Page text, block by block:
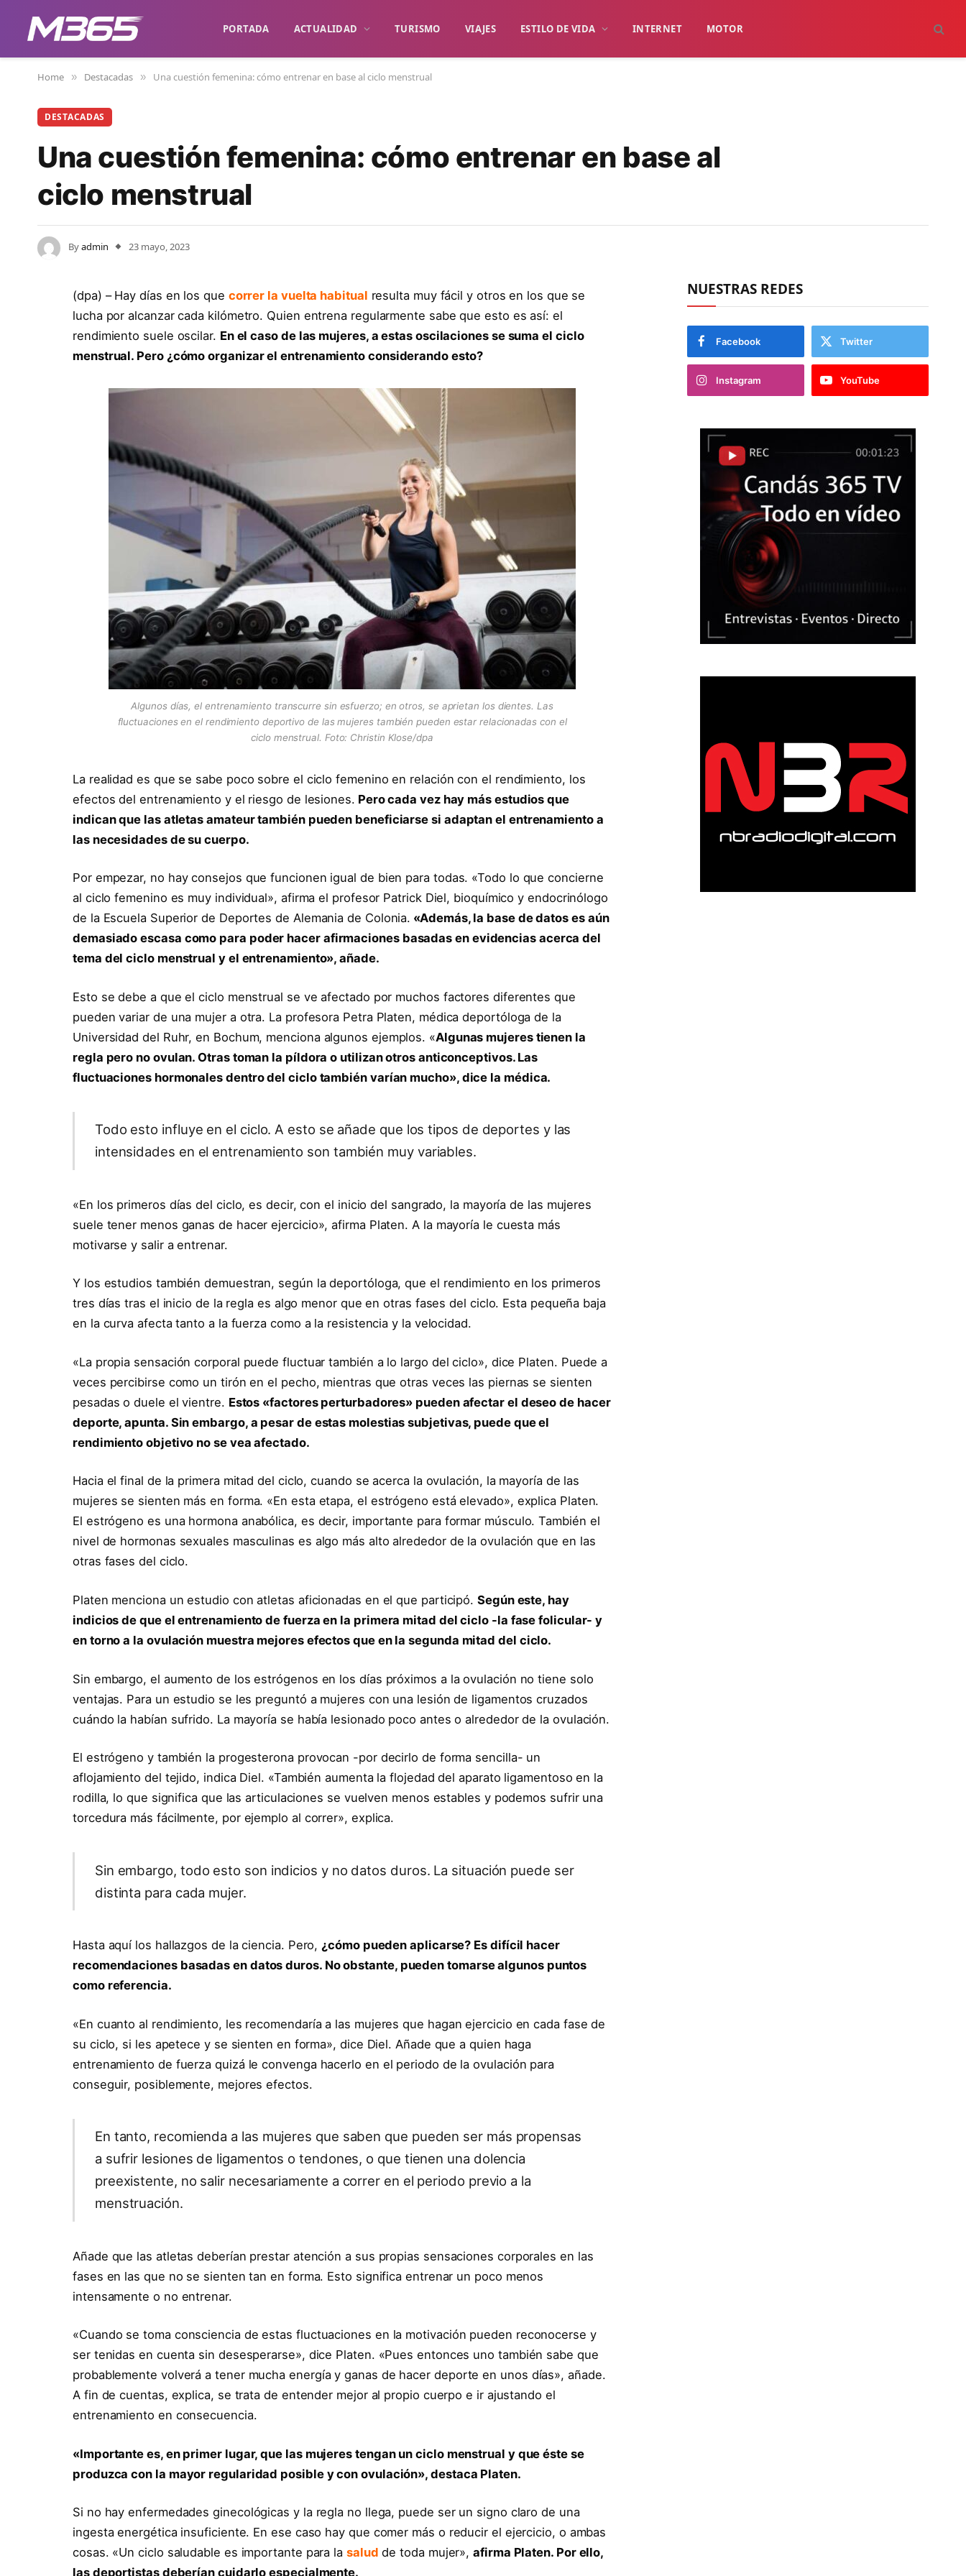
PORTADA ACTUALIDAD TURISMO VIAJES ESTILO DE VIDA INTERNET MOTOR
Home » Destacadas » Una cuestión femenina: cómo entrenar en base al ciclo menstrual
DESTACADAS
Una cuestión femenina: cómo entrenar en base al
ciclo menstrual
Byadmin 23 mayo, 2023
(dpa) – Hay días en los que correr la vuelta habitual resulta muy fácil y otros en los que se
lucha por alcanzar cada kilómetro. Quien entrena regularmente sabe que esto es así: el
rendimiento suele oscilar. En el caso de las mujeres, a estas oscilaciones se suma el ciclo
menstrual. Pero ¿cómo organizar el entrenamiento considerando esto?
Algunos días, el entrenamiento transcurre sin esfuerzo; en otros, se aprietan los dientes. Las
fluctuaciones en el rendimiento deportivo de las mujeres también pueden estar relacionadas con el
ciclo menstrual. Foto: Christin Klose/dpa
La realidad es que se sabe poco sobre el ciclo femenino en relación con el rendimiento, los
efectos del entrenamiento y el riesgo de lesiones. Pero cada vez hay más estudios que
indican que las atletas amateur también pueden beneficiarse si adaptan el entrenamiento a
las necesidades de su cuerpo.
Por empezar, no hay consejos que funcionen igual de bien para todas. «Todo lo que concierne
al ciclo femenino es muy individual», afirma el profesor Patrick Diel, bioquímico y endocrinólogo
de la Escuela Superior de Deportes de Alemania de Colonia. «Además, la base de datos es aún
demasiado escasa como para poder hacer afirmaciones basadas en evidencias acerca del
tema del ciclo menstrual y el entrenamiento», añade.
Esto se debe a que el ciclo menstrual se ve afectado por muchos factores diferentes que
pueden variar de una mujer a otra. La profesora Petra Platen, médica deportóloga de la
Universidad del Ruhr, en Bochum, menciona algunos ejemplos. «Algunas mujeres tienen la
regla pero no ovulan. Otras toman la píldora o utilizan otros anticonceptivos. Las
fluctuaciones hormonales dentro del ciclo también varían mucho», dice la médica.
Todo esto influye en el ciclo. A esto se añade que los tipos de deportes y las
intensidades en el entrenamiento son también muy variables.
«En los primeros días del ciclo, es decir, con el inicio del sangrado, la mayoría de las mujeres
suele tener menos ganas de hacer ejercicio», afirma Platen. A la mayoría le cuesta más
motivarse y salir a entrenar.
Y los estudios también demuestran, según la deportóloga, que el rendimiento en los primeros
tres días tras el inicio de la regla es algo menor que en otras fases del ciclo. Esta pequeña baja
en la curva afecta tanto a la fuerza como a la resistencia y la velocidad.
«La propia sensación corporal puede fluctuar también a lo largo del ciclo», dice Platen. Puede a
veces percibirse como un tirón en el pecho, mientras que otras veces las piernas se sienten
pesadas o duele el vientre. Estos «factores perturbadores» pueden afectar el deseo de hacer
deporte, apunta. Sin embargo, a pesar de estas molestias subjetivas, puede que el
rendimiento objetivo no se vea afectado.
Hacia el final de la primera mitad del ciclo, cuando se acerca la ovulación, la mayoría de las
mujeres se sienten más en forma. «En esta etapa, el estrógeno está elevado», explica Platen.
El estrógeno es una hormona anabólica, es decir, importante para formar músculo. También el
nivel de hormonas sexuales masculinas es algo más alto alrededor de la ovulación que en las
otras fases del ciclo.
Platen menciona un estudio con atletas aficionadas en el que participó.Según este, hay
indicios de que el entrenamiento de fuerza en la primera mitad del ciclo -la fase folicular- y
en torno a la ovulación muestra mejores efectos que en la segunda mitad del ciclo.
Sin embargo, el aumento de los estrógenos en los días próximos a la ovulación no tiene solo
ventajas. Para un estudio se les preguntó a mujeres con una lesión de ligamentos cruzados
cuándo la habían sufrido. La mayoría se había lesionado poco antes o alrededor de la ovulación.
El estrógeno y también la progesterona provocan -por decirlo de forma sencilla- un
aflojamiento del tejido, indica Diel. «También aumenta la flojedad del aparato ligamentoso en la
rodilla, lo que significa que las articulaciones se vuelven menos estables y podemos sufrir una
torcedura más fácilmente, por ejemplo al correr», explica.
Sin embargo, todo esto son indicios y no datos duros. La situación puede ser
distinta para cada mujer.
Hasta aquí los hallazgos de la ciencia. Pero, ¿cómo pueden aplicarse? Es difícil hacer
recomendaciones basadas en datos duros. No obstante, pueden tomarse algunos puntos
como referencia.
«En cuanto al rendimiento, les recomendaría a las mujeres que hagan ejercicio en cada fase de
su ciclo, si les apetece y se sienten en forma», dice Diel. Añade que a quien haga
entrenamiento de fuerza quizá le convenga hacerlo en el periodo de la ovulación para
conseguir, posiblemente, mejores efectos.
En tanto, recomienda a las mujeres que saben que pueden ser más propensas
a sufrir lesiones de ligamentos o tendones, o que tienen una dolencia
preexistente, no salir necesariamente a correr en el periodo previo a la
menstruación.
Añade que las atletas deberían prestar atención a sus propias sensaciones corporales en las
fases en las que no se sienten tan en forma. Esto significa entrenar un poco menos
intensamente o no entrenar.
«Cuando se toma consciencia de estas fluctuaciones en la motivación pueden reconocerse y
ser tenidas en cuenta sin desesperarse», dice Platen. «Pues entonces uno también sabe que
probablemente volverá a tener mucha energía y ganas de hacer deporte en unos días», añade.
A fin de cuentas, explica, se trata de entender mejor al propio cuerpo e ir ajustando el
entrenamiento en consecuencia.
«Importante es, en primer lugar, que las mujeres tengan un ciclo menstrual y que éste se
produzca con la mayor regularidad posible y con ovulación», destaca Platen.
Si no hay enfermedades ginecológicas y la regla no llega, puede ser un signo claro de una
ingesta energética insuficiente. En ese caso hay que comer más o reducir el ejercicio, o ambas
cosas. «Un ciclo saludable es importante para la salud de toda mujer»,afirma Platen. Por ello,
las deportistas deberían cuidarlo especialmente.
NUESTRAS REDES
Facebook Twitter
Instagram YouTube